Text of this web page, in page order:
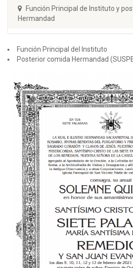
Función Principal de Instituto y
Hermandad
Función Principal del Instituto
Posterior comida Hermandad